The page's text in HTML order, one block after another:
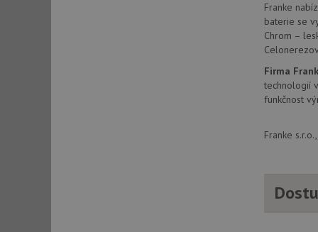
Franke
baterie se
Chrom –
Firma
technologií
funkčnost
Franke
_ga_9T91YFLEPX
__Secure-YNID